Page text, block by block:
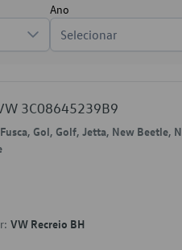
Ano
Selecionar
3C08645239B9
Gol, Golf, Jetta, New Beetle,
VW Recreio BH